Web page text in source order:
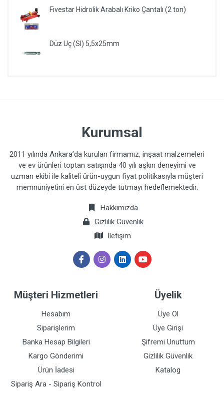
Fivestar Hidrolik Arabalı Kriko Çantalı (2 ton)
Düz Uç (Sl) 5,5x25mm
Kurumsal
2011 yılında Ankara’da kurulan firmamız, inşaat malzemeleri
ve ev ürünleri toptan satışında 40 yılı aşkın deneyimi ve
uzman ekibi ile kaliteli ürün-uygun fiyat politikasıyla müşteri
memnuniyetini en üst düzeyde tutmayı hedeflemektedir.
Hakkımızda
Gizlilik Güvenlik
İletişim
Müşteri Hizmetleri
Hesabım
Siparişlerim
Banka Hesap Bilgileri
Kargo Gönderimi
Ürün İadesi
Sipariş Ara - Sipariş Kontrol
Üyelik
Üye Ol
Üye Girişi
Şifremi Unuttum
Gizlilik Güvenlik
Katalog